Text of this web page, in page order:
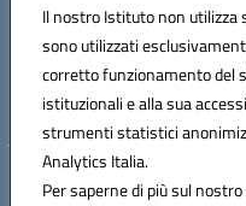
Il nostro Istituto non
sono utilizzati
corretto funzionamento del
istituzionali e alla sua
strumenti statistici
Analytics Italia.
Per saperne di più sul
Codice fiscale: 91038380589
Codice meccanografico:
Codice Indice delle Pubbliche
Codice unico di fatturazione
Hosting &